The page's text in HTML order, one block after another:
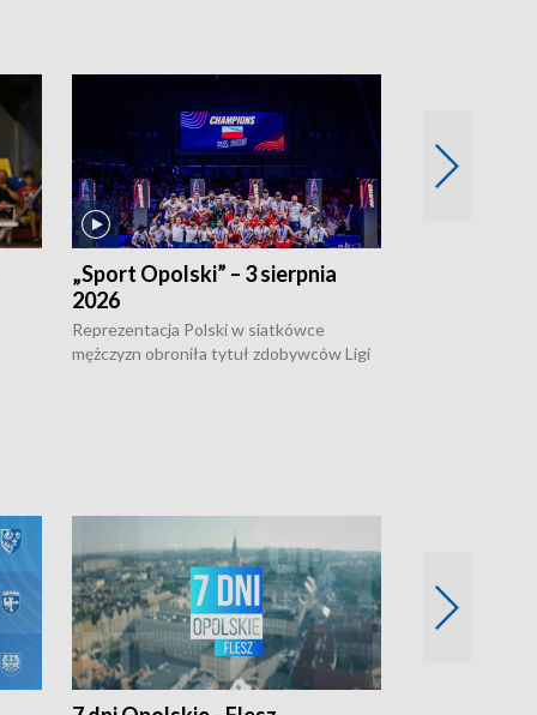
„Sport Opolski” – 3 sierpnia
2026
Reprezentacja Polski w siatkówce
mężczyzn obroniła tytuł zdobywców Ligi